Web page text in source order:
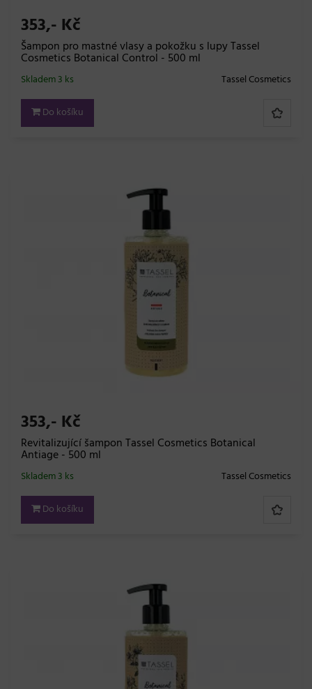
353,- Kč
Šampon pro mastné vlasy a pokožku s lupy Tassel
Cosmetics Botanical Control - 500 ml
Tassel Cosmetics
Skladem 3 ks
Do košíku
353,- Kč
Revitalizující šampon Tassel Cosmetics Botanical
Antiage - 500 ml
Tassel Cosmetics
Skladem 3 ks
Do košíku